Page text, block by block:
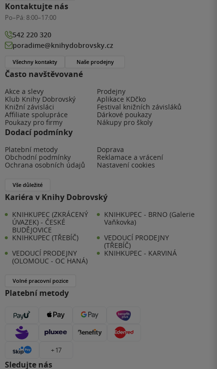
Často navštěvované
Akce a slevy
Prodejny
Klub Knihy Dobrovský
Aplikace KDčko
Knižní závisláci
Festival knižních závisláků
Affiliate spolupráce
Dárkové poukazy
Poukazy pro firmy
Nákupy pro školy
Dodací podmínky
Platební metody
Doprava
Obchodní podmínky
Reklamace a vrácení
Ochrana osobních údajů
Nastavení cookies
Vše důležité
Kariéra v Knihy Dobrovský
KNIHKUPEC (ZKRÁCENÝ
ÚVAZEK) - ČESKÉ
BUDĚJOVICE
KNIHKUPEC - BRNO (Galerie
Vaňkovka)
KNIHKUPEC (TŘEBÍČ)
VEDOUCÍ PRODEJNY
(TŘEBÍČ)
VEDOUCÍ PRODEJNY
(OLOMOUC - OC HANÁ)
KNIHKUPEC - KARVINÁ
Volné pracovní pozice
Platební metody
+ 17
Sledujte nás
Kontaktujte nás
Po–Pá: 8:00–17:00
542 220 320
poradime@knihydobrovsky.cz
Všechny kontakty Naše prodejny